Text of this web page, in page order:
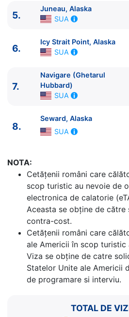
ITINERARIU
1. Vancouver, British Columbia
Ketchikan, Alaska SUA
4.
Sitka, Alaska
Juneau, Alaska
7.
Navigare (Ghetarul Hubbard)
Seward, Alaska
5.
Juneau, Alaska
SUA
6.
Icy Strait Point, Alaska
SUA
7.
Navigare (Ghetarul
Hubbard)
SUA
8.
Seward, Alaska
SUA
NOTA:
Cetăţenii români care
scop turistic au nevoie de
electronica de calatorie
Aceasta se obține de către
contra-cost.
Cetăţenii români care
ale Americii în scop turistic
Viza se obține de catre
Statelor Unite ale Americii
de programare si interviu.
TOTAL DE